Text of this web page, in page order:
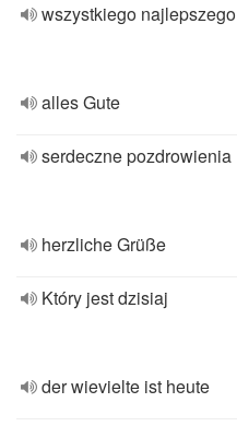
wszystkiego najlepszego
alles Gute
serdeczne pozdrowienia
herzliche Grüße
Który jest dzisiaj
der wievielte ist heute